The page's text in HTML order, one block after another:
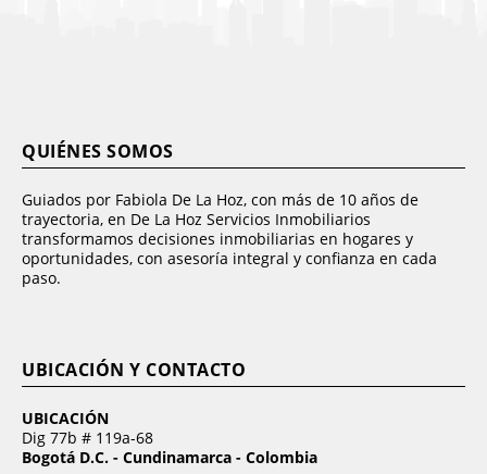
QUIÉNES SOMOS
Guiados por Fabiola De La Hoz, con más de 10 años de
trayectoria, en De La Hoz Servicios Inmobiliarios
transformamos decisiones inmobiliarias en hogares y
oportunidades, con asesoría integral y confianza en cada
paso.
UBICACIÓN Y CONTACTO
UBICACIÓN
Dig 77b # 119a-68
Bogotá D.C. - Cundinamarca - Colombia